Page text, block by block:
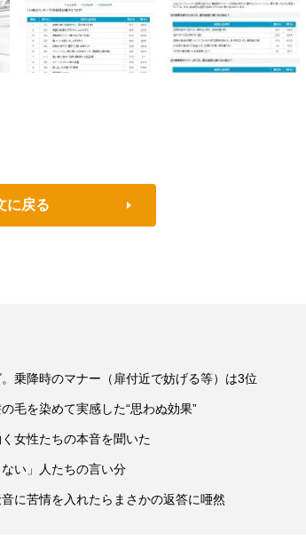
に戻る
乗降時のマナー（扉付近で妨げる等）は3位
毛を染めて実感した“思わぬ効果”
女性たちの本音を聞いた
い」人たちの言い分
に苦情を入れたらまさかの返答に唖然